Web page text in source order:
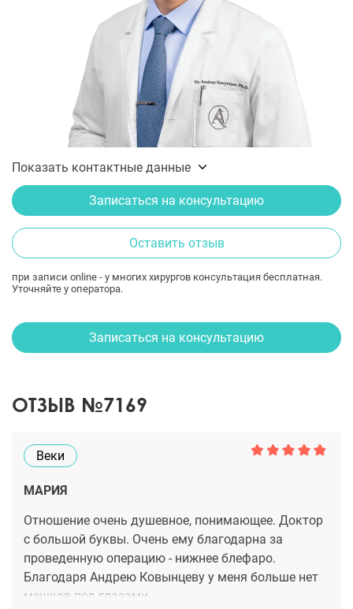
Показать контактные данные
Записаться на консультацию
Оставить отзыв
при записи online - у многих хирургов консультация бесплатная.
Уточняйте у оператора.
Записаться на консультацию
ОТЗЫВ №7169
Веки
МАРИЯ
Отношение очень душевное, понимающее. Доктор
с большой буквы. Очень ему благодарна за
проведенную операцию - нижнее блефаро.
Благодаря Андрею Ковынцеву у меня больше нет
мешков под глазами.